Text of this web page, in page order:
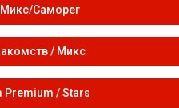
Саморег
/ Микс
Premium / Stars